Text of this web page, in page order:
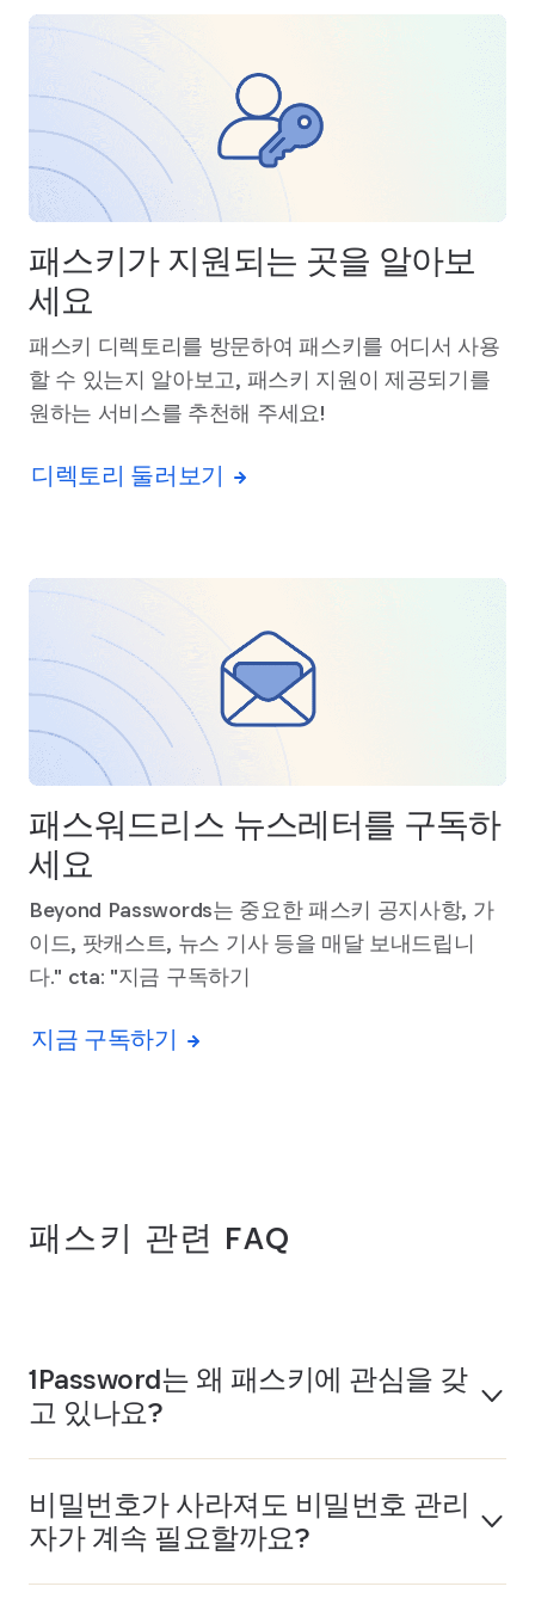
패스키가 지원되는 곳을 알아보
세요
패스키 디렉토리를 방문하여 패스키를 어디서 사용
할 수 있는지 알아보고, 패스키 지원이 제공되기를
원하는 서비스를 추천해 주세요!
디렉토리 둘러보기
패스워드리스 뉴스레터를 구독하
세요
Beyond Passwords는 중요한 패스키 공지사항, 가
이드, 팟캐스트, 뉴스 기사 등을 매달 보내드립니
다." cta: "지금 구독하기
지금 구독하기
패스키 관련 FAQ
1Password는 왜 패스키에 관심을 갖
고 있나요?
비밀번호가 사라져도 비밀번호 관리
자가 계속 필요할까요?